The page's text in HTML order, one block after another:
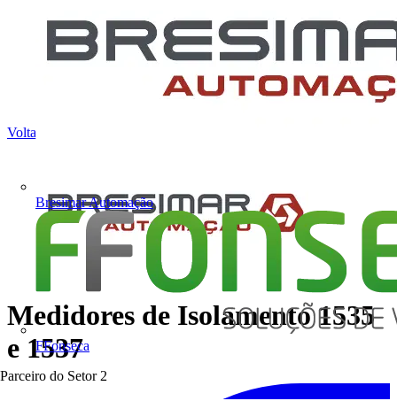
Bresimar Automação
FFonseca
Parceiro do Setor 2
Voltar para Notícias
Medidores de Isolamento 1535
e 1537